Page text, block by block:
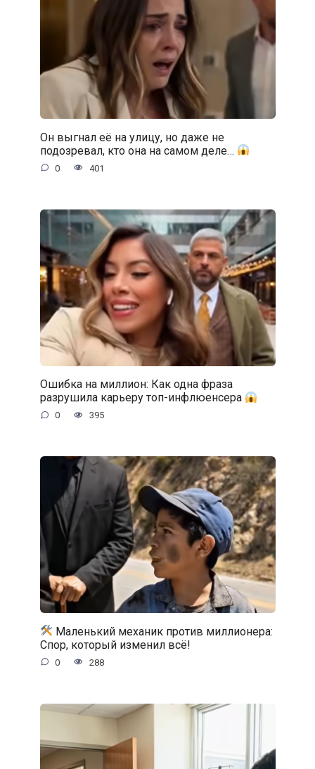
Он выгнал её на улицу, но даже не
подозревал, кто она на самом деле…
0 401
Ошибка на миллион: Как одна фраза
разрушила карьеру топ-инфлюенсера
0 395
Маленький механик против миллионера:
Спор, который изменил всё!
0 288